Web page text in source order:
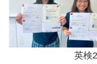
英検